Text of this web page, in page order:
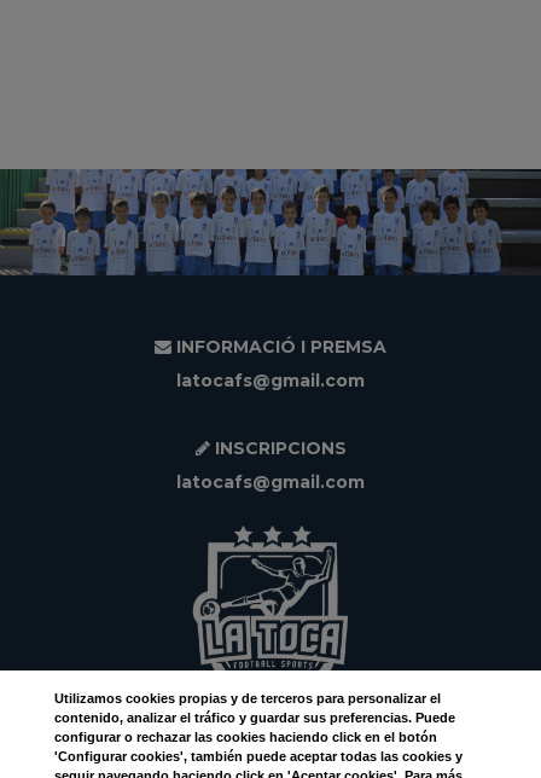
INFORMACIÓ I PREMSA
latocafs@gmail.com
INSCRIPCIONS
latocafs@gmail.com
Facebook
Utilizamos cookiespropias y de terceros para personalizar el
contenido, analizar el tráfico y guardar sus preferencias. Puede
configurar o rechazar las cookies haciendo click en el botón
'Configurar cookies', también puede aceptar todas las cookies y